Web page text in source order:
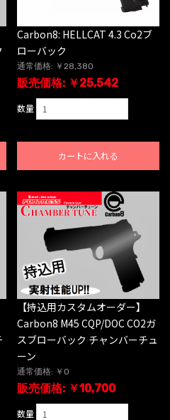
Carbon8: HELLCAT 4.3 Co2ブ
ローバック
通常価格: ￥28,380
販売価格: ￥25,542
数量
カートに入れる
【持込用カスタムオーダー】
Carbon8 M45 CQP/DOC CO2ガ
スブローバック チャンバーチュ
ーン
通常価格: ￥0
販売価格: ￥10,700
数量